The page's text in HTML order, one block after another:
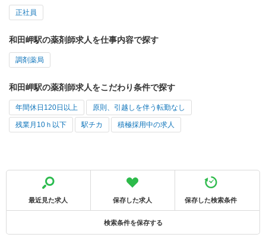
正社員
和田岬駅の薬剤師求人を仕事内容で探す
調剤薬局
和田岬駅の薬剤師求人をこだわり条件で探す
年間休日120日以上 原則、引越しを伴う転勤なし
残業月10ｈ以下 駅チカ 積極採用中の求人
最近見た求人 保存した求人 保存した検索条件
検索条件を保存する